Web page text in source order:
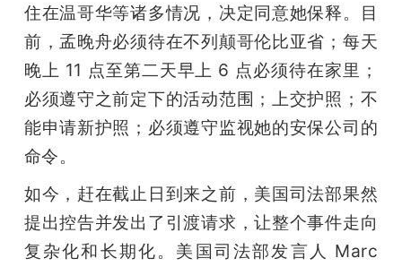
住在温哥华等诸多情况，决定同意她保释。目
前，孟晚舟必须待在不列颠哥伦比亚省；每天
晚上 11 点至第二天早上 6 点必须待在家里；
必须遵守之前定下的活动范围；上交护照；不
能申请新护照；必须遵守监视她的安保公司的
命令。
如今，赶在截止日到来之前，美国司法部果然
提出控告并发出了引渡请求，让整个事件走向
复杂化和长期化。美国司法部发言人 Marc